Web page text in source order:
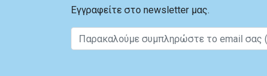
Εγγραφείτε στο newsletter μας.